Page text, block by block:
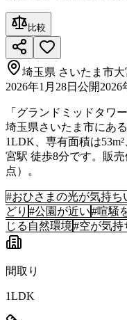
比較
埼玉県 さいたま市大
2026年1月28日 公開2026
「グランドミッドタワ
埼玉県さいたま市にあ
1LDK、専有面積は
宮駅 徒歩8分です。販
点）。
#おひさまの光が気持ち
どり #公園が近い#喧騒
じる自然環境#空が気持
間取り
1LDK